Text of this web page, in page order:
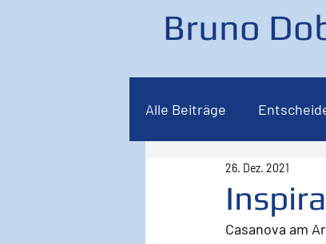
Bruno
Alle Beiträge
Lebenspilot
Sicherheit
26. Dez. 2021
Casanova am